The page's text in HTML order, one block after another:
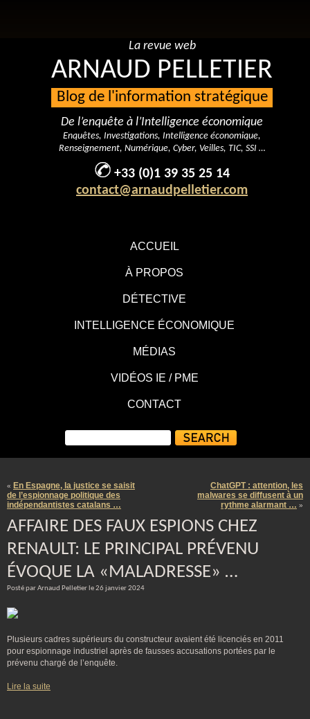
ACCUEIL
À PROPOS
DÉTECTIVE
INTELLIGENCE ÉCONOMIQUE
MÉDIAS
VIDÉOS IE / PME
CONTACT
La revue web
ARNAUD PELLETIER
Blog de l'information stratégique
De l’enquête à l’Intelligence économique
Enquêtes, Investigations, Intelligence économique,
Renseignement, Numérique, Cyber, Veilles, TIC, SSI …
+33 (0)1 39 35 25 14
contact@arnaudpelletier.com
« En Espagne, la justice se saisit
de l’espionnage politique des
indépendantistes catalans …
ChatGPT : attention, les
malwares se diffusent à un
rythme alarmant … »
AFFAIRE DES FAUX ESPIONS CHEZ
RENAULT: LE PRINCIPAL PRÉVENU
ÉVOQUE LA «MALADRESSE» …
Posté par Arnaud Pelletier le 26 janvier 2024
Plusieurs cadres supérieurs du constructeur avaient été licenciés en 2011
pour espionnage industriel après de fausses accusations portées par le
prévenu chargé de l’enquête.
Lire la suite